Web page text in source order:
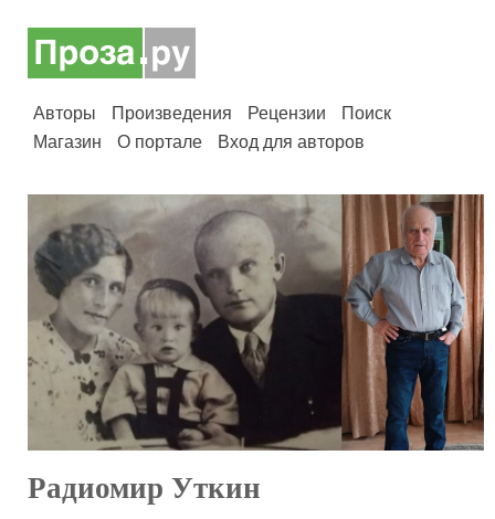
Авторы Произведения Рецензии
Поиск
Магазин
О портале Вход для авторов
Радиомир Уткин